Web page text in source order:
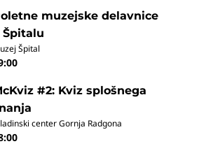
muzejske delavnice
Špitalu
Špital
#2: Kviz splošnega
center Gornja Radgona